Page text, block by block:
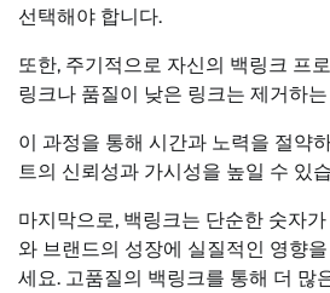
선택해야 합니다.
또한, 주기적으로 자신의 백링크 프
링크나 품질이 낮은 링크는 제거하
이 과정을 통해 시간과 노력을 절약
트의 신뢰성과 가시성을 높일 수 있
마지막으로, 백링크는 단순한 숫자
와 브랜드의 성장에 실질적인 영향
세요. 고품질의 백링크를 통해 더 많